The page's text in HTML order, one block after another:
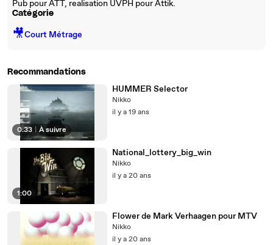
Pub pour ATT, realisation UVPH pour Attik.
Catégorie
🎥Court Métrage
Recommandations
0:33 À suivre
HUMMER Selector
Nikko
il y a 19 ans
1:00
National_lottery_big_win
Nikko
il y a 20 ans
Flower de Mark Verhaagen pour MTV
Nikko
il y a 20 ans